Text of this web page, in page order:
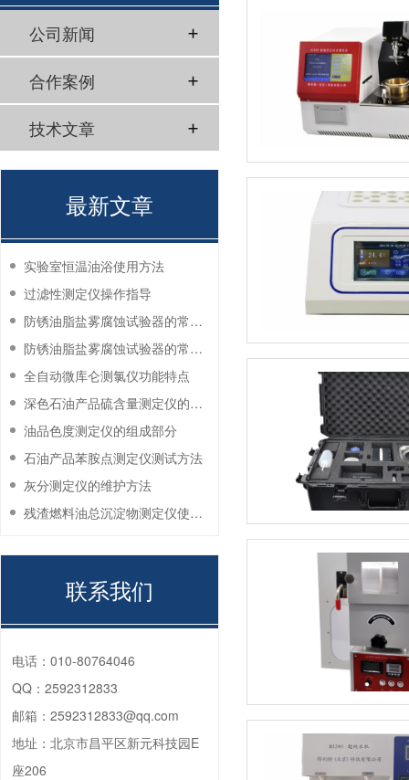
公司新闻
合作案例
技术文章
最新文章
实验室恒温油浴使用方法
过滤性测定仪操作指导
防锈油脂盐雾腐蚀试验器的常见故障与解决方法
防锈油脂盐雾腐蚀试验器的常见故障与解决方法
全自动微库仑测氯仪功能特点
深色石油产品硫含量测定仪的工作环境要求
油品色度测定仪的组成部分
石油产品苯胺点测定仪测试方法
灰分测定仪的维护方法
残渣燃料油总沉淀物测定仪使用注意事项
联系我们
电话： 010-80764046
QQ： 2592312833
邮箱： 2592312833@qq.com
地址： 北京市昌平区新元科技园E
座206